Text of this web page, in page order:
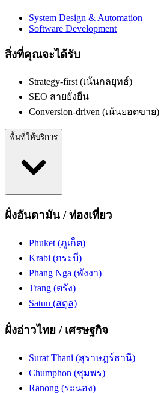
System Design & Automation
Software Development
สิ่งที่คุณจะได้รับ
Strategy-first (เน้นกลยุทธ์)
SEO สายยั่งยืน
Conversion-driven (เน้นยอดขาย)
พื้นที่ให้บริการ
ฝั่งอันดามัน / ท่องเที่ยว
Phuket (ภูเก็ต)
Krabi (กระบี่)
Phang Nga (พังงา)
Trang (ตรัง)
Satun (สตูล)
ฝั่งอ่าวไทย / เศรษฐกิจ
Surat Thani (สุราษฎร์ธานี)
Chumphon (ชุมพร)
Ranong (ระนอง)